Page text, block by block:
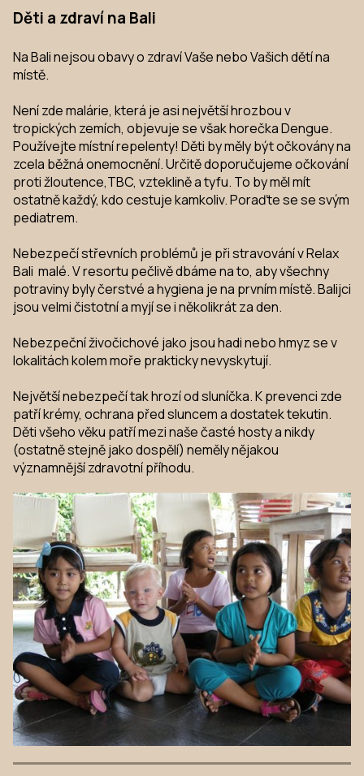
Děti a zdraví na Bali
Na Bali nejsou obavy o zdraví Vaše nebo Vašich dětí na
místě.
Není zde malárie, která je asi největší hrozbou v
tropických zemích, objevuje se však horečka Dengue.
Používejte místní repelenty! Děti by měly být očkovány na
zcela běžná onemocnění. Určitě doporučujeme očkování
proti žloutence,TBC, vzteklině a tyfu. To by měl mít
ostatně každý, kdo cestuje kamkoliv. Poraďte se se svým
pediatrem.
Nebezpečí střevních problémů je při stravování v Relax
Bali malé. V resortu pečlivě dbáme na to, aby všechny
potraviny byly čerstvé a hygiena je na prvním místě. Balijci
jsou velmi čistotní a myjí se i několikrát za den.
Nebezpeční živočichové jako jsou hadi nebo hmyz se v
lokalitách kolem moře prakticky nevyskytují.
Největší nebezpečí tak hrozí od sluníčka. K prevenci zde
patří krémy, ochrana před sluncem a dostatek tekutin.
Děti všeho věku patří mezi naše časté hosty a nikdy
(ostatně stejně jako dospělí) neměly nějakou
významnější zdravotní příhodu.